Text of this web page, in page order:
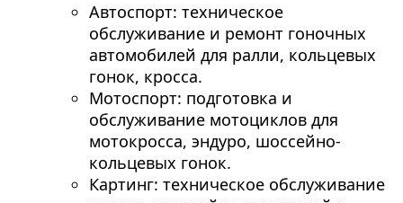
Автоспорт: техническое
обслуживание и ремонт гоночных
автомобилей для ралли, кольцевых
гонок, кросса.
Мотоспорт: подготовка и
обслуживание мотоциклов для
мотокросса, эндуро, шоссейно-
кольцевых гонок.
Картинг: техническое обслуживание